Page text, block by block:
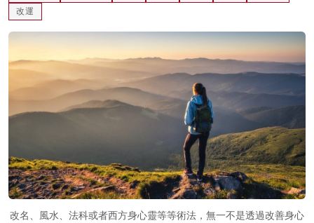
灼見活動
關於我們
改運
改名、風水、法科或者西方身心靈等等術法，無一不是透過改善身心